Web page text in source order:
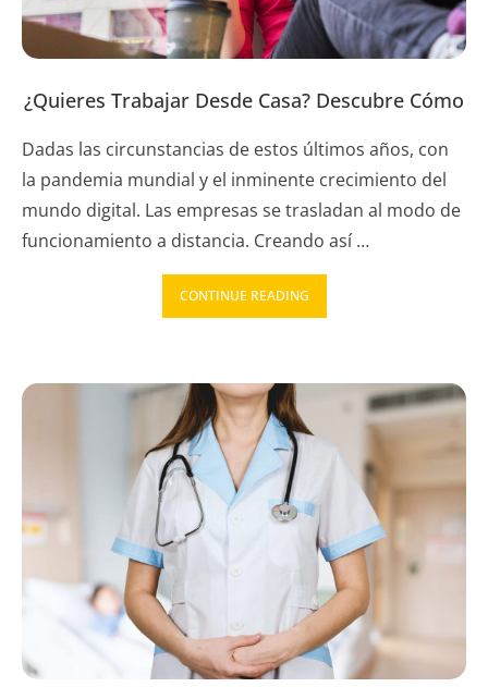
¿Quieres Trabajar Desde Casa? Descubre Cómo
Dadas las circunstancias de estos últimos años, con
la pandemia mundial y el inminente crecimiento del
mundo digital. Las empresas se trasladan al modo de
funcionamiento a distancia. Creando así …
CONTINUE READING